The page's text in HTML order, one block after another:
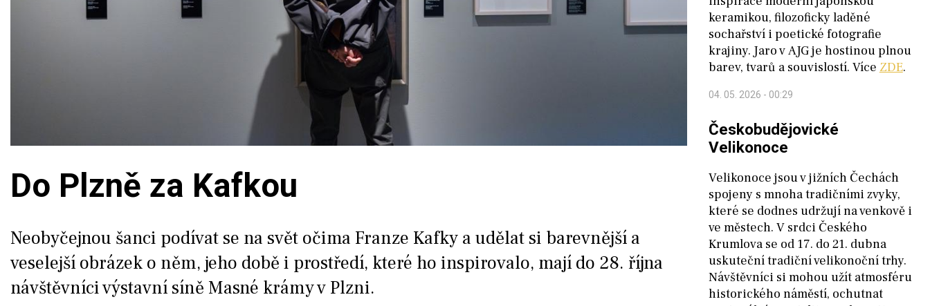
Do Plzně za Kafkou
Neobyčejnou šanci podívat se na svět očima Franze Kafky a udělat si barevnější a
veselejší obrázek o něm, jeho době i prostředí, které ho inspirovalo, mají do 28. října
návštěvníci výstavní síně Masné krámy v Plzni.
keramikou, filozoficky laděné
sochařství i poetické fotografie
krajiny. Jaro v AJG je hostinou plnou
barev, tvarů a souvislostí. Více ZDE.
04. 05. 2026 - 00:29
Českobudějovické
Velikonoce
Velikonoce jsou v jižních Čechách
spojeny s mnoha tradičními zvyky,
které se dodnes udržují na venkově i
ve městech. V srdci Českého
Krumlova se od 17. do 21. dubna
uskuteční tradiční velikonoční trhy.
Návštěvníci si mohou užít atmosféru
historického náměstí, ochutnat